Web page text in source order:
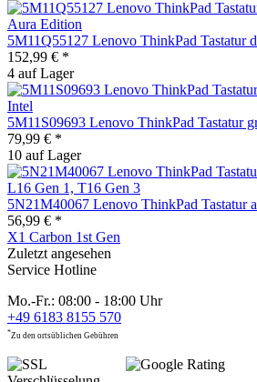
5M11Q55127 Lenovo ThinkPad Tastatur
152,99 € *
4 auf Lager
5M11S09693 Lenovo ThinkPad Tastatur
79,99 € *
10 auf Lager
5N21M40067 Lenovo ThinkPad Tastatur
56,99 € *
X1 Carbon 1st Gen
Zuletzt angesehen
Service Hotline
Mo.-Fr.: 08:00 - 18:00 Uhr
+49 6183 8155 570
*Zu den ortsüblichen Gebühren